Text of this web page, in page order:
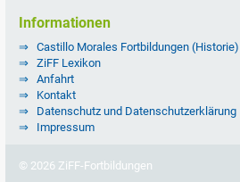
Informationen
Castillo Morales Fortbildungen (Historie)
ZiFF Lexikon
Anfahrt
Kontakt
Datenschutz und Datenschutzerklärung
Impressum
© 2026 ZiFF-Fortbildungen